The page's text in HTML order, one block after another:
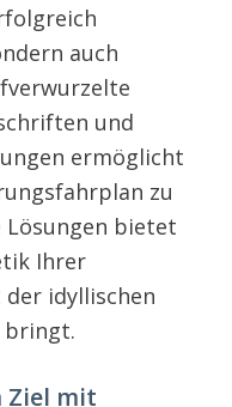
auch
und
ermöglicht
zu
bietet
Ihrer
idyllischen
bringt.
mit